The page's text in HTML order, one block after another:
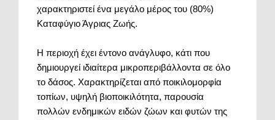
χαρακτηριστεί ένα μεγάλο μέρος του (80%)
Καταφύγιο Άγριας Ζωής.
Η περιοχή έχει έντονο ανάγλυφο, κάτι που
δημιουργεί ιδιαίτερα μικροπεριβάλλοντα σε όλο
το δάσος. Χαρακτηρίζεται από ποικιλομορφία
τοπίων, υψηλή βιοποικιλότητα, παρουσία
πολλών ενδημικών ειδών ζώων και φυτών της